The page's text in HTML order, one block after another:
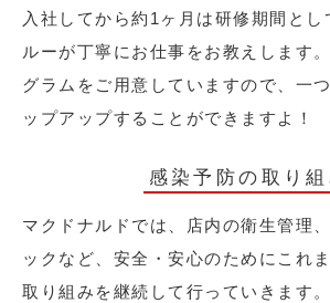
入社してから約1ヶ月は研修期間とし
ルーが丁寧にお仕事をお教えします
グラムをご用意していますので、一
ップアップすることができますよ！
感染予防の取り組
マクドナルドでは、店内の衛生管理
ックなど、安全・安心のためにこれ
取り組みを継続して行っていきます。